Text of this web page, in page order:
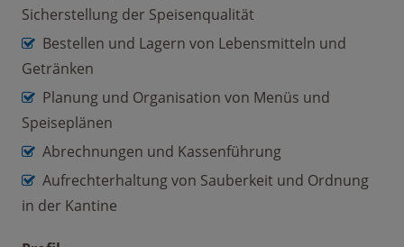
Sicherstellung der Speisenqualität
Bestellen und Lagern von Lebensmitteln und
Getränken
Planung und Organisation von Menüs und
Speiseplänen
Abrechnungen und Kassenführung
Aufrechterhaltung von Sauberkeit und Ordnung
in der Kantine